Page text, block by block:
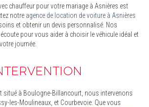
chauffeur pour votre mariage à Asnières est
notre agence de location de voiture à Asnières
et obtenir un devis personnalisé. Nos
pour vous aider à choisir le véhicule idéal et
journée.
situé à Boulogne-Billancourt, nous intervenons
les-Moulineaux, et Courbevoie. Que vous